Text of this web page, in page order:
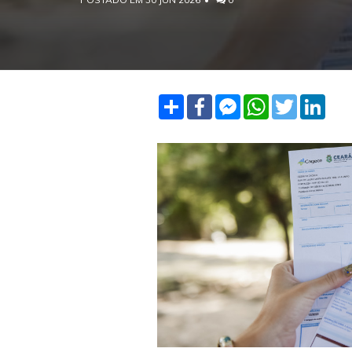
ShareFacebookFacebook
Messenger
WhatsApp
Twitter